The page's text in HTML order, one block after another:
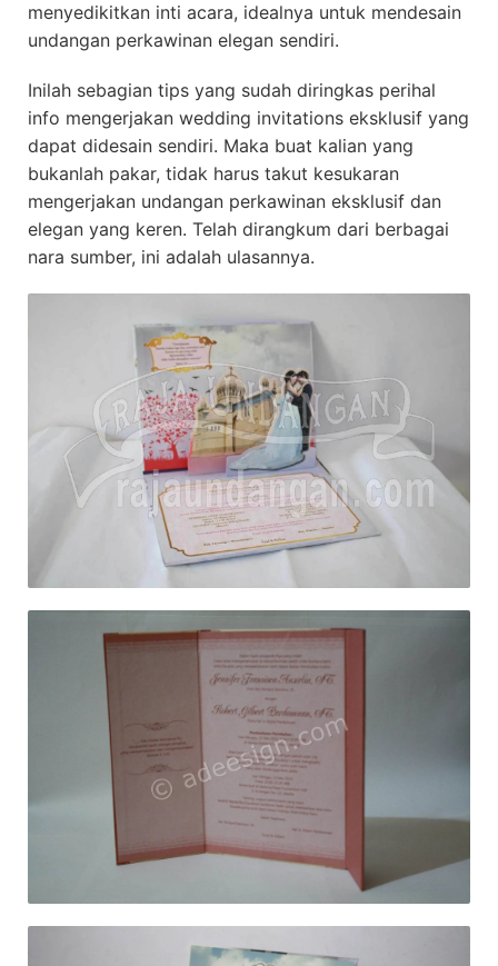
menyedikitkan inti acara, idealnya untuk mendesain
undangan perkawinan elegan sendiri.
Inilah sebagian tips yang sudah diringkas perihal
info mengerjakan wedding invitations eksklusif yang
dapat didesain sendiri. Maka buat kalian yang
bukanlah pakar, tidak harus takut kesukaran
mengerjakan undangan perkawinan eksklusif dan
elegan yang keren. Telah dirangkum dari berbagai
nara sumber, ini adalah ulasannya.